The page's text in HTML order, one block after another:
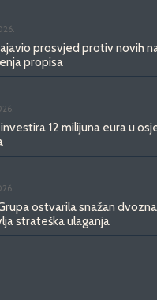
prosvjed protiv novih
propisa
12 milijuna eura u
ostvarila snažan
strateška ulaganja